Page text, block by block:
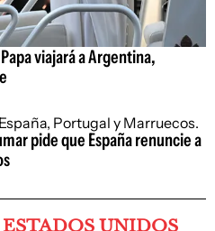
viajará a Argentina,
pide que España renuncie a
UNIDOS